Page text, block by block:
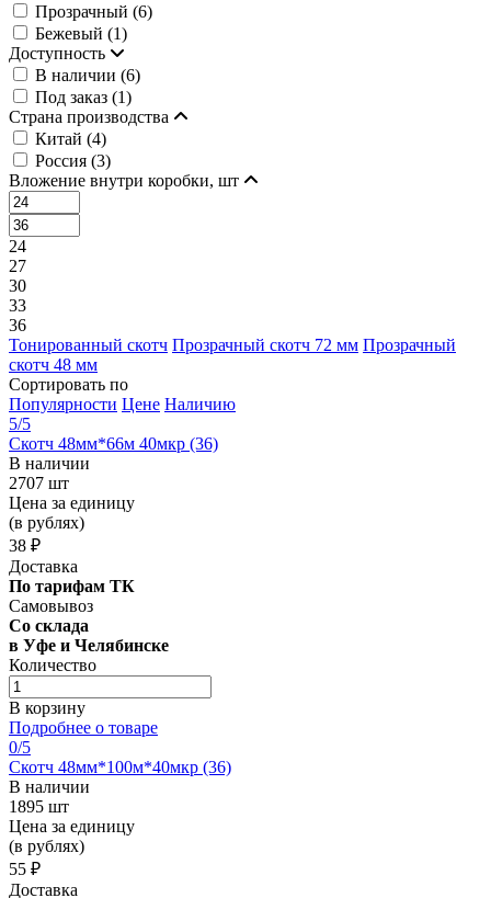
Прозрачный (6)
Бежевый (1)
Доступность
В наличии (6)
Под заказ (1)
Страна производства
Китай (4)
Россия (3)
Вложение внутри коробки, шт
24
27
30
33
36
Тонированный скотч Прозрачный скотч 72 мм Прозрачный
скотч 48 мм
Сортировать по
Популярности Цене Наличию
5/5
Скотч 48мм*66м 40мкр (36)
В наличии
2707 шт
Цена за единицу
(в рублях)
38 ₽
Доставка
По тарифам ТК
Самовывоз
Со склада
в Уфе и Челябинске
Количество
В корзину
Подробнее о товаре
0/5
Скотч 48мм*100м*40мкр (36)
В наличии
1895 шт
Цена за единицу
(в рублях)
55 ₽
Доставка